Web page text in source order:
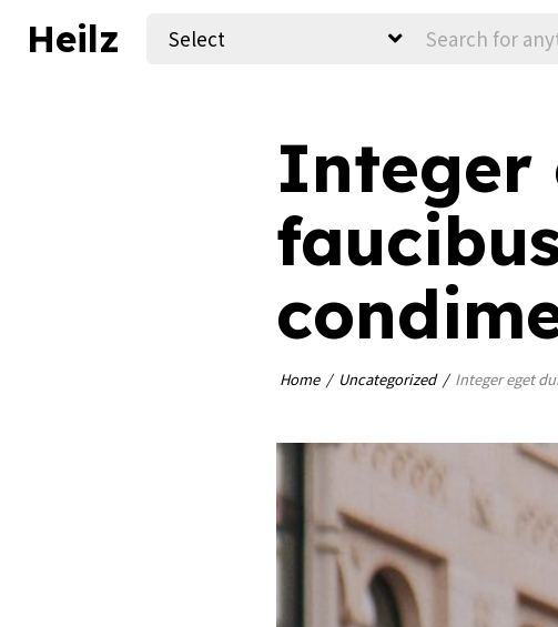
Heilz Select
Integer
Home Uncategorized Integer eget